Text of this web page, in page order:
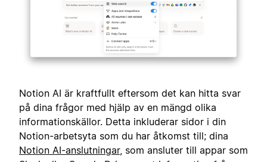
Notion AI är kraftfullt eftersom det kan hitta svar
på dina frågor med hjälp av en mängd olika
informationskällor. Detta inkluderar sidor i din
Notion-arbetsyta som du har åtkomst till; dina
Notion AI-anslutningar, som ansluter till appar som